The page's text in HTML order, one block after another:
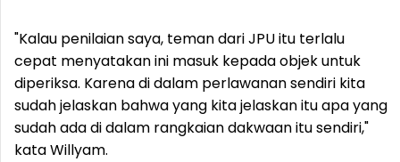
"Kalau penilaian saya, teman dari JPU itu terlalu
cepat menyatakan ini masuk kepada objek untuk
diperiksa. Karena di dalam perlawanan sendiri kita
sudah jelaskan bahwa yang kita jelaskan itu apa yang
sudah ada di dalam rangkaian dakwaan itu sendiri,"
kata Willyam.